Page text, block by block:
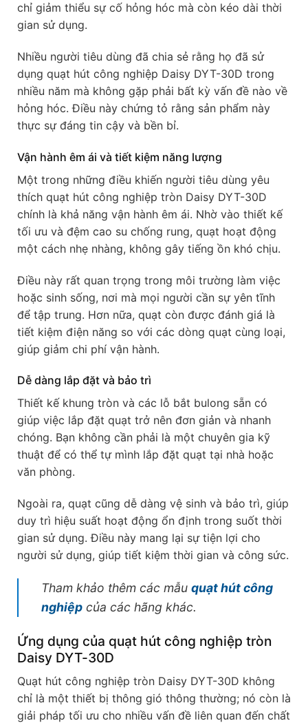
chỉ giảm thiểu sự cố hỏng hóc mà còn kéo dài thời
gian sử dụng.
Nhiều người tiêu dùng đã chia sẻ rằng họ đã sử
dụng quạt hút công nghiệp Daisy DYT-30D trong
nhiều năm mà không gặp phải bất kỳ vấn đề nào về
hỏng hóc. Điều này chứng tỏ rằng sản phẩm này
thực sự đáng tin cậy và bền bỉ.
Vận hành êm ái và tiết kiệm năng lượng
Một trong những điều khiến người tiêu dùng yêu
thích quạt hút công nghiệp tròn Daisy DYT-30D
chính là khả năng vận hành êm ái. Nhờ vào thiết kế
tối ưu và đệm cao su chống rung, quạt hoạt động
một cách nhẹ nhàng, không gây tiếng ồn khó chịu.
Điều này rất quan trọng trong môi trường làm việc
hoặc sinh sống, nơi mà mọi người cần sự yên tĩnh
để tập trung. Hơn nữa, quạt còn được đánh giá là
tiết kiệm điện năng so với các dòng quạt cùng loại,
giúp giảm chi phí vận hành.
Dễ dàng lắp đặt và bảo trì
Thiết kế khung tròn và các lỗ bắt bulong sẵn có
giúp việc lắp đặt quạt trở nên đơn giản và nhanh
chóng. Bạn không cần phải là một chuyên gia kỹ
thuật để có thể tự mình lắp đặt quạt tại nhà hoặc
văn phòng.
Ngoài ra, quạt cũng dễ dàng vệ sinh và bảo trì, giúp
duy trì hiệu suất hoạt động ổn định trong suốt thời
gian sử dụng. Điều này mang lại sự tiện lợi cho
người sử dụng, giúp tiết kiệm thời gian và công sức.
Tham khảo thêm các mẫu quạt hút công
nghiệp của các hãng khác.
Ứng dụng của quạt hút công nghiệp tròn
Daisy DYT-30D
Quạt hút công nghiệp tròn Daisy DYT-30D không
chỉ là một thiết bị thông gió thông thường; nó còn là
giải pháp tối ưu cho nhiều vấn đề liên quan đến chất